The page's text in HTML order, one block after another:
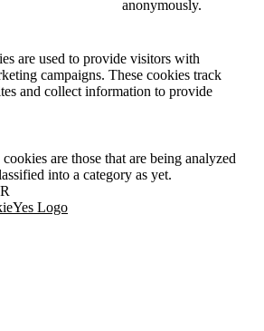
anonymously.
are used to provide visitors with
campaigns. These cookies track
and collect information to provide
are those that are being analyzed
into a category as yet.